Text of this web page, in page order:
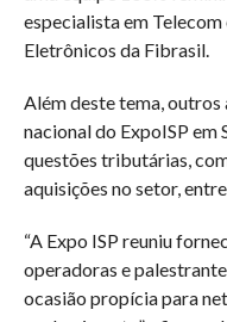
especialista em
Eletrônicos da Fibrasil.
Além deste tema, outros
nacional do ExpoISP em
questões tributárias,
aquisições no setor,
“A Expo ISP reuniu
operadoras e
ocasião propícia para